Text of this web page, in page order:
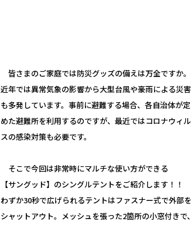
皆さまのご家庭では防災グッズの備えは万全ですか。
近年では異常気象の影響から大型台風や豪雨による災害
も多発しています。事前に避難する場合、各自治体が定
めた避難所を利用するのですが、最近ではコロナウィル
スの感染対策も必要です。
そこで今回は非常時にマルチな使い方ができる
【サングッド】のシングルテントをご紹介します！！
わずか30秒で広げられるテントはファスナー式で外部を
シャットアウト。メッシュを張った2箇所の小窓付きで、